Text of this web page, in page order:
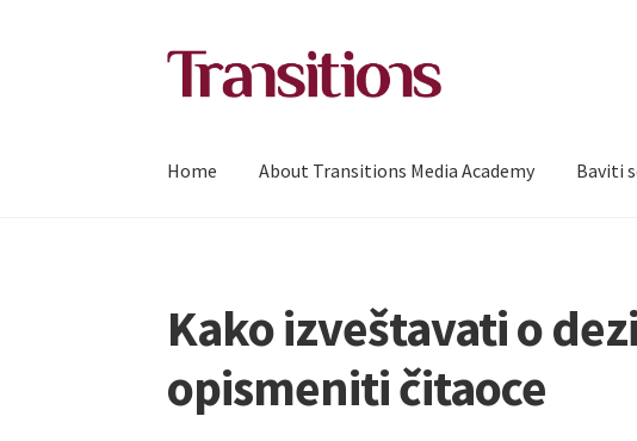
Прескочи
на
Скочи
на
Home
About Transitions Media Academy Baviti
Kako izveštavati o
opismeniti čitaoce